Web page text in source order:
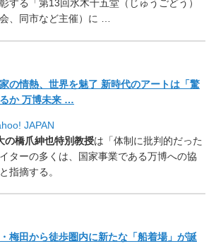
する「 第13回水木十五堂（じゅうごどう）
、 同市など主催）に …
の情熱、世界を魅了 新時代のアートは「驚
か 万博未来 …
JAPAN
の橋爪紳也特別教授は「体制に批判的だった
ターの多くは、 国家事業である万博への協
指摘する。
梅田から徒歩圏内に新たな「船着場」が誕